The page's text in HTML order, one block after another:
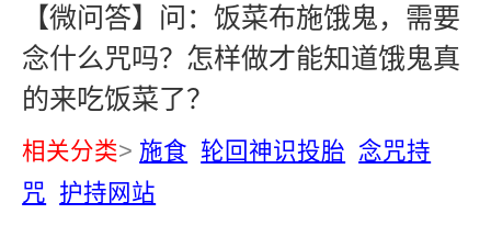
【微问答】问：饭菜布施饿鬼，需要
念什么咒吗？怎样做才能知道饿鬼真
的来吃饭菜了？
相关分类> 施食 轮回神识投胎 念咒持
咒 护持网站